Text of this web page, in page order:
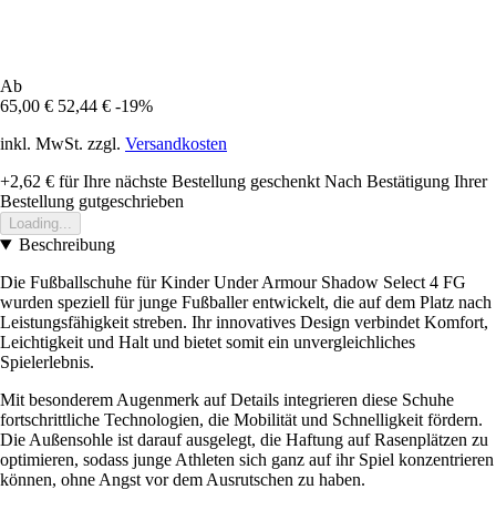
Ab
65,00 € 52,44 € -19%
inkl. MwSt. zzgl. Versandkosten
+2,62 € für Ihre nächste Bestellung geschenkt Nach Bestätigung Ihrer
Bestellung gutgeschrieben
Loading...
Beschreibung
Die Fußballschuhe für Kinder Under Armour Shadow Select 4 FG
wurden speziell für junge Fußballer entwickelt, die auf dem Platz nach
Leistungsfähigkeit streben. Ihr innovatives Design verbindet Komfort,
Leichtigkeit und Halt und bietet somit ein unvergleichliches
Spielerlebnis.
Mit besonderem Augenmerk auf Details integrieren diese Schuhe
fortschrittliche Technologien, die Mobilität und Schnelligkeit fördern.
Die Außensohle ist darauf ausgelegt, die Haftung auf Rasenplätzen zu
optimieren, sodass junge Athleten sich ganz auf ihr Spiel konzentrieren
können, ohne Angst vor dem Ausrutschen zu haben.